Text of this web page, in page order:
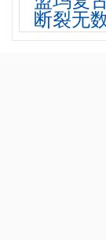
断裂无